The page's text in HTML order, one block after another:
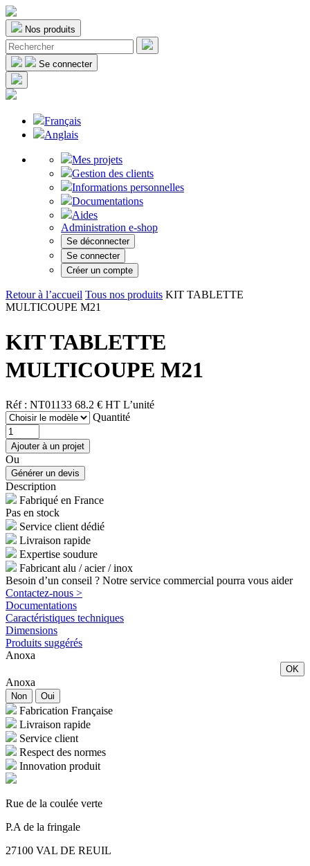
Nos produits
Se connecter
Français
Anglais
Mes projets
Gestion des clients
Informations personnelles
Documentations
Aides
Administration e-shop
Se déconnecter
Se connecter
Créer un compte
Retour à l’accueil Tous nos produits KIT TABLETTE
MULTICOUPE M21
KIT TABLETTE
MULTICOUPE M21
Réf : NT01133 68.2 € HT L’unité
Quantité
Ou
Description
Fabriqué en France
Pas en stock
Service client dédié
Livraison rapide
Expertise soudure
Fabricant alu / acier / inox
Besoin d’un conseil ? Notre service commercial pourra vous aider
Contactez-nous >
Documentations
Caractéristiques techniques
Dimensions
Produits suggérés
Anoxa
OK
Anoxa
Non Oui
Fabrication Française
Livraison rapide
Service client
Respect des normes
Innovation produit
Rue de la coulée verte
P.A de la fringale
27100 VAL DE REUIL